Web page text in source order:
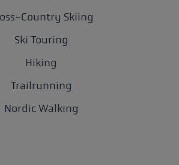
Country Skiing
Ski Touring
Hiking
Trailrunning
Nordic Walking